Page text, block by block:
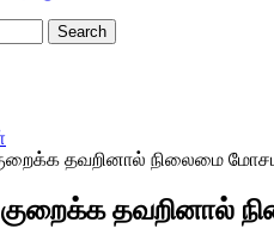
தவறினால் நிலைமை
தவறினால்